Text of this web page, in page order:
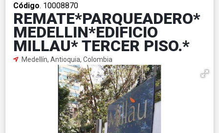
Código. 10008870
REMATE*PARQUEADERO*
MEDELLIN*EDIFICIO
MILLAU* TERCER PISO.*
Medellín, Antioquia, Colombia